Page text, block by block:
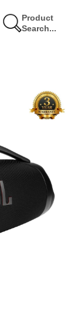
Product
Search...
Έκπτωση